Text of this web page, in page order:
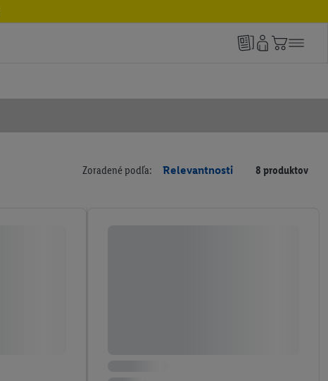
Zoradené podľa: Relevantnosti 8 produktov